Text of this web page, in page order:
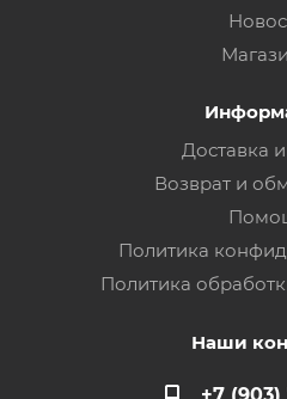
Доставка
Возврат и
Политика
Политика
Наши
+7 (903)